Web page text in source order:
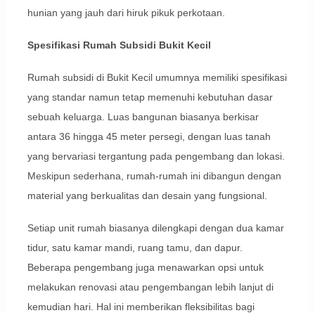
hunian yang jauh dari hiruk pikuk perkotaan.
Spesifikasi Rumah Subsidi Bukit Kecil
Rumah subsidi di Bukit Kecil umumnya memiliki spesifikasi
yang standar namun tetap memenuhi kebutuhan dasar
sebuah keluarga. Luas bangunan biasanya berkisar
antara 36 hingga 45 meter persegi, dengan luas tanah
yang bervariasi tergantung pada pengembang dan lokasi.
Meskipun sederhana, rumah-rumah ini dibangun dengan
material yang berkualitas dan desain yang fungsional.
Setiap unit rumah biasanya dilengkapi dengan dua kamar
tidur, satu kamar mandi, ruang tamu, dan dapur.
Beberapa pengembang juga menawarkan opsi untuk
melakukan renovasi atau pengembangan lebih lanjut di
kemudian hari. Hal ini memberikan fleksibilitas bagi